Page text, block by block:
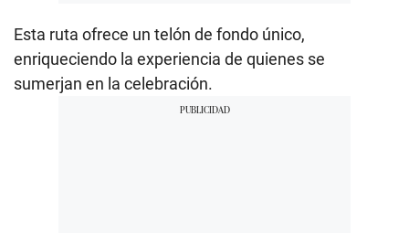
Esta ruta ofrece un telón de fondo único,
enriqueciendo la experiencia de quienes se
sumerjan en la celebración.